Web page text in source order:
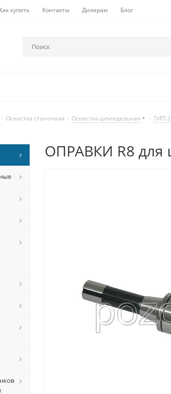
Как купить Контакты Дилерам Блог
- Оснастка станочная - Оснастка шпиндельная - ТИП
ОПРАВКИ R8 для